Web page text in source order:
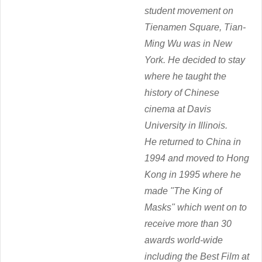
student movement on
Tienamen Square, Tian-
Ming Wu was in New
York. He decided to stay
where he taught the
history of Chinese
cinema at Davis
University in Illinois.
He returned to China in
1994 and moved to Hong
Kong in 1995 where he
made "The King of
Masks" which went on to
receive more than 30
awards world-wide
including the Best Film at